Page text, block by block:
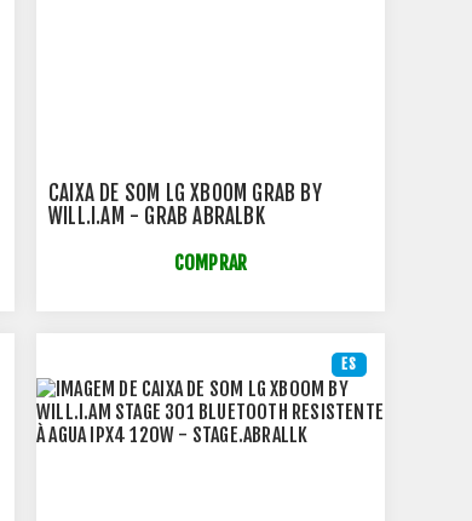
CAIXA DE SOM LG XBOOM GRAB BY
WILL.I.AM - GRAB ABRALBK
COMPRAR
ES